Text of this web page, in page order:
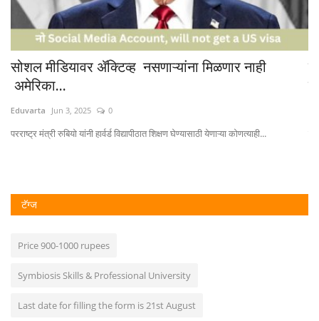
सोशल मीडियावर ॲक्टिव्ह नसणाऱ्यांना मिळणार नाही
अमेरिका...
Eduvarta Jun 3, 2025 0
परराष्ट्र मंत्री रुबियो यांनी हार्वर्ड विद्यापीठात शिक्षण घेण्यासाठी येणाऱ्या कोणत्याही...
टॅग्ज
Price 900-1000 rupees
Symbiosis Skills & Professional University
Last date for filling the form is 21st August